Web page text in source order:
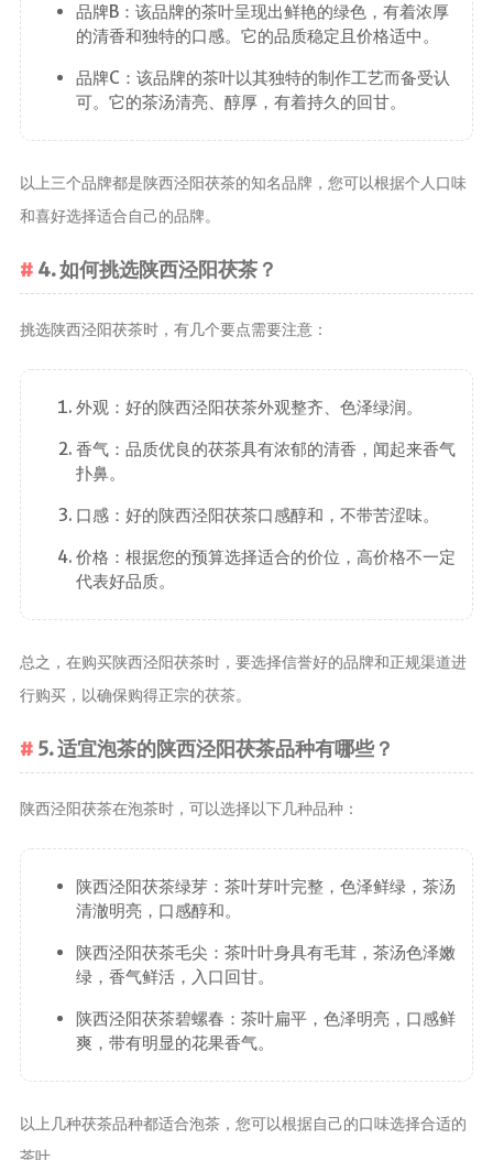
品牌B：该品牌的茶叶呈现出鲜艳的绿色，有着浓厚
的清香和独特的口感。它的品质稳定且价格适中。
品牌C：该品牌的茶叶以其独特的制作工艺而备受认
可。它的茶汤清亮、醇厚，有着持久的回甘。
以上三个品牌都是陕西泾阳茯茶的知名品牌，您可以根据个人口味
和喜好选择适合自己的品牌。
4. 如何挑选陕西泾阳茯茶？
挑选陕西泾阳茯茶时，有几个要点需要注意：
外观：好的陕西泾阳茯茶外观整齐、色泽绿润。
香气：品质优良的茯茶具有浓郁的清香，闻起来香气
扑鼻。
口感：好的陕西泾阳茯茶口感醇和，不带苦涩味。
价格：根据您的预算选择适合的价位，高价格不一定
代表好品质。
总之，在购买陕西泾阳茯茶时，要选择信誉好的品牌和正规渠道进
行购买，以确保购得正宗的茯茶。
5. 适宜泡茶的陕西泾阳茯茶品种有哪些？
陕西泾阳茯茶在泡茶时，可以选择以下几种品种：
陕西泾阳茯茶绿芽：茶叶芽叶完整，色泽鲜绿，茶汤
清澈明亮，口感醇和。
陕西泾阳茯茶毛尖：茶叶叶身具有毛茸，茶汤色泽嫩
绿，香气鲜活，入口回甘。
陕西泾阳茯茶碧螺春：茶叶扁平，色泽明亮，口感鲜
爽，带有明显的花果香气。
以上几种茯茶品种都适合泡茶，您可以根据自己的口味选择合适的
茶艺
茶具
茶宠
态
健康养生
中药养生
养生药汤包
治疗脱发